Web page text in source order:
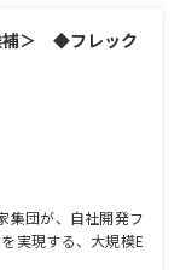
補＞ ◆フレック
集団が、自社開発フ
実現する、大規模E